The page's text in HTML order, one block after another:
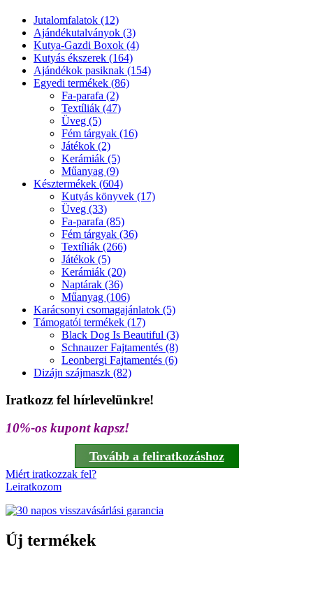
Jutalomfalatok (12)
Ajándékutalványok (3)
Kutya-Gazdi Boxok (4)
Kutyás ékszerek (164)
Ajándékok pasiknak (154)
Egyedi termékek (86)
Fa-parafa (2)
Textíliák (47)
Üveg (5)
Fém tárgyak (16)
Játékok (2)
Kerámiák (5)
Műanyag (9)
Késztermékek (604)
Kutyás könyvek (17)
Üveg (33)
Fa-parafa (85)
Fém tárgyak (36)
Textíliák (266)
Játékok (5)
Kerámiák (20)
Naptárak (36)
Műanyag (106)
Karácsonyi csomagajánlatok (5)
Támogatói termékek (17)
Black Dog Is Beautiful (3)
Schnauzer Fajtamentés (8)
Leonbergi Fajtamentés (6)
Dizájn szájmaszk (82)
Iratkozz fel hírlevelünkre!
10%-os kupont kapsz!
Tovább a feliratkozáshoz
Miért iratkozzak fel?
Leiratkozom
Új termékek